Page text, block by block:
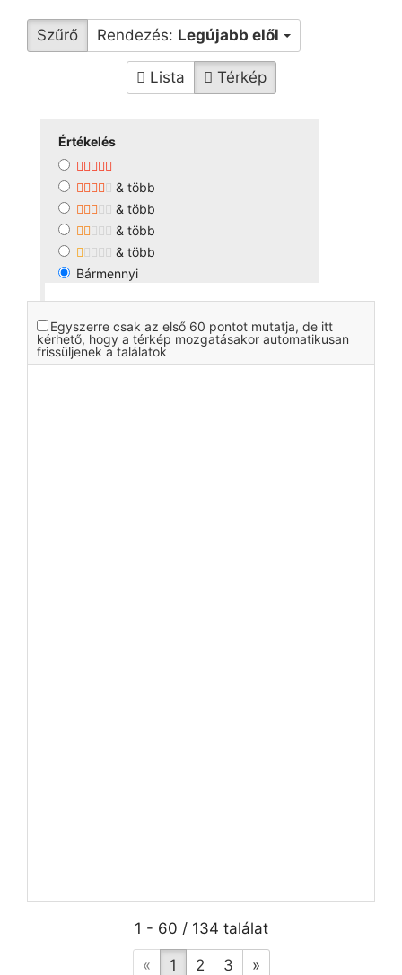
Szűrő Rendezés: Legújabb elől
Lista Térkép
Értékelés
& több
& több
& több
& több
Bármennyi
Egyszerre csak az első 60 pontot mutatja, de itt
kérhető, hogy a térkép mozgatásakor automatikusan
frissüljenek a találatok
1 - 60 / 134 találat
« 1 2 3 »